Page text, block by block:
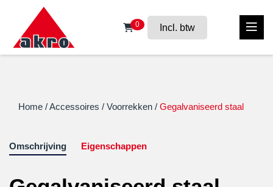
0 Incl. btw
Home /Accessoires / Voorrekken / Gegalvaniseerd staal
Omschrijving Eigenschappen